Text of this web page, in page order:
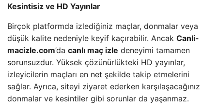
Kesintisiz ve HD Yayınlar
Birçok platformda izlediğiniz maçlar, donmalar veya
düşük kalite nedeniyle keyif kaçırabilir. Ancak Canli-
macizle.com’da canlı maç izle deneyimi tamamen
sorunsuzdur. Yüksek çözünürlükteki HD yayınlar,
izleyicilerin maçları en net şekilde takip etmelerini
sağlar. Ayrıca, siteyi ziyaret ederken karşılaşacağınız
donmalar ve kesintiler gibi sorunlar da yaşanmaz.